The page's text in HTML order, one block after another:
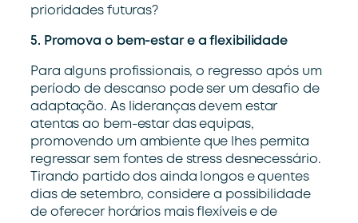
prioridades futuras?
5. Promova o bem-estar e a flexibilidade
Para alguns profissionais, o regresso após um
período de descanso pode ser um desafio de
adaptação. As lideranças devem estar
atentas ao bem-estar das equipas,
promovendo um ambiente que lhes permita
regressar sem fontes de stress desnecessário.
Tirando partido dos ainda longos e quentes
dias de setembro, considere a possibilidade
de oferecer horários mais flexíveis e de